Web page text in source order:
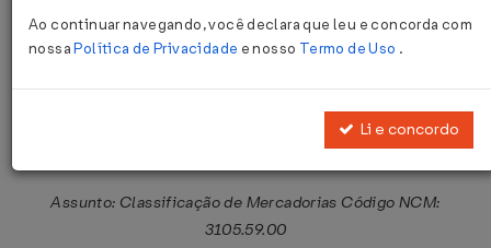
Solução de Consulta COSIT Nº
Assunto: Classificação de Mercadorias Código NCM:
3105.59.00
Ao continuar navegando, você declara que leu e concorda com
nossaPolítica de Privacidade e nosso Termo de Uso .
Li e concordo